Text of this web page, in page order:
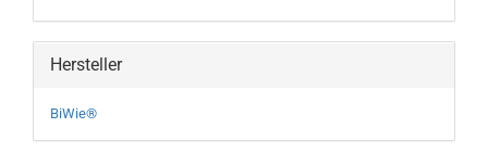
Hersteller
BiWie®